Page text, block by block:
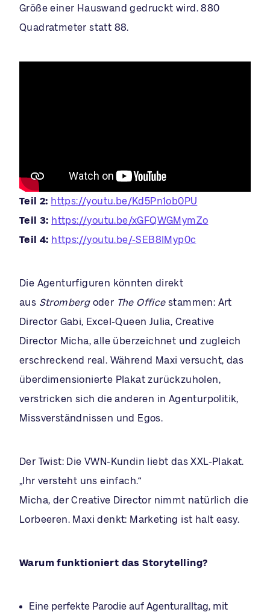
Größe einer Hauswand gedruckt wird. 880
Quadratmeter statt 88.
Teil 2: https://youtu.be/Kd5Pn1ob0PU
Teil 3: https://youtu.be/xGFQWGMymZo
Teil 4: https://youtu.be/-SEB8lMyp0c
Die Agenturfiguren könnten direkt
aus Strombergoder The Officestammen: Art
Director Gabi, Excel-Queen Julia, Creative
Director Micha, alle überzeichnet und zugleich
erschreckend real. Während Maxi versucht, das
überdimensionierte Plakat zurückzuholen,
verstricken sich die anderen in Agenturpolitik,
Missverständnissen und Egos.
Der Twist: Die VWN-Kundin liebt das XXL-Plakat.
„Ihr versteht uns einfach.“
Micha, der Creative Director nimmt natürlich die
Lorbeeren. Maxi denkt: Marketing ist halt easy.
Warum funktioniert das Storytelling?
Eine perfekte Parodie auf Agenturalltag, mit